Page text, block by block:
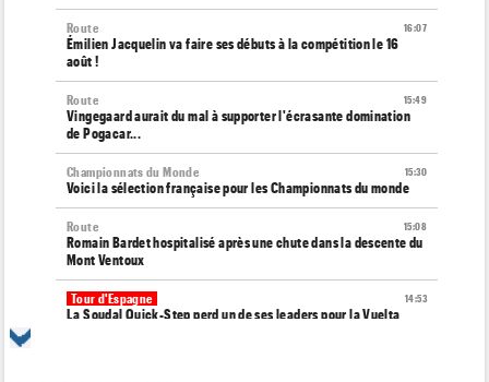
16:07
Route
Émilien Jacquelin va faire ses débuts à la compétition le 16
août !
15:49
Route
Vingegaard aurait du mal à supporter l'écrasante domination
de Pogacar...
15:30
Championnats du Monde
Voici la sélection française pour les Championnats du monde
15:08
Route
Romain Bardet hospitalisé après une chute dans la descente du
Mont Ventoux
14:53
Tour d'Espagne
La Soudal Quick-Step perd un de ses leaders pour la Vuelta